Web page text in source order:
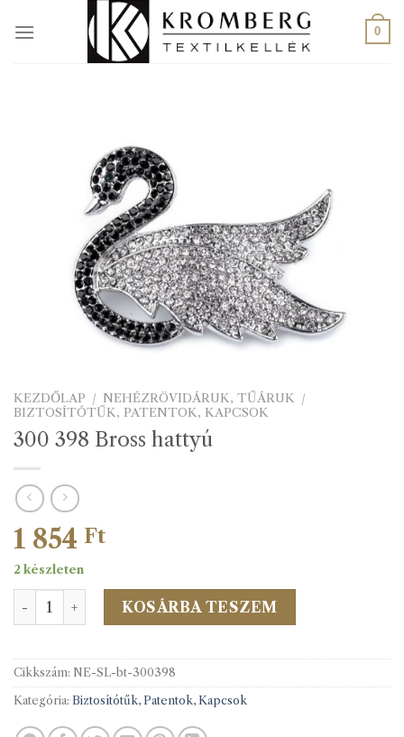
0
KEZDŐLAP / NEHÉZRÖVIDÁRUK, TŰÁRUK /
BIZTOSÍTÓTŰK, PATENTOK, KAPCSOK
300 398 Bross hattyú
1 854 Ft
2 készleten
300 398 Bross hattyú mennyiség
KOSÁRBA TESZEM
Cikkszám: NE-SL-bt-300398
Kategória: Biztosítótűk, Patentok, Kapcsok